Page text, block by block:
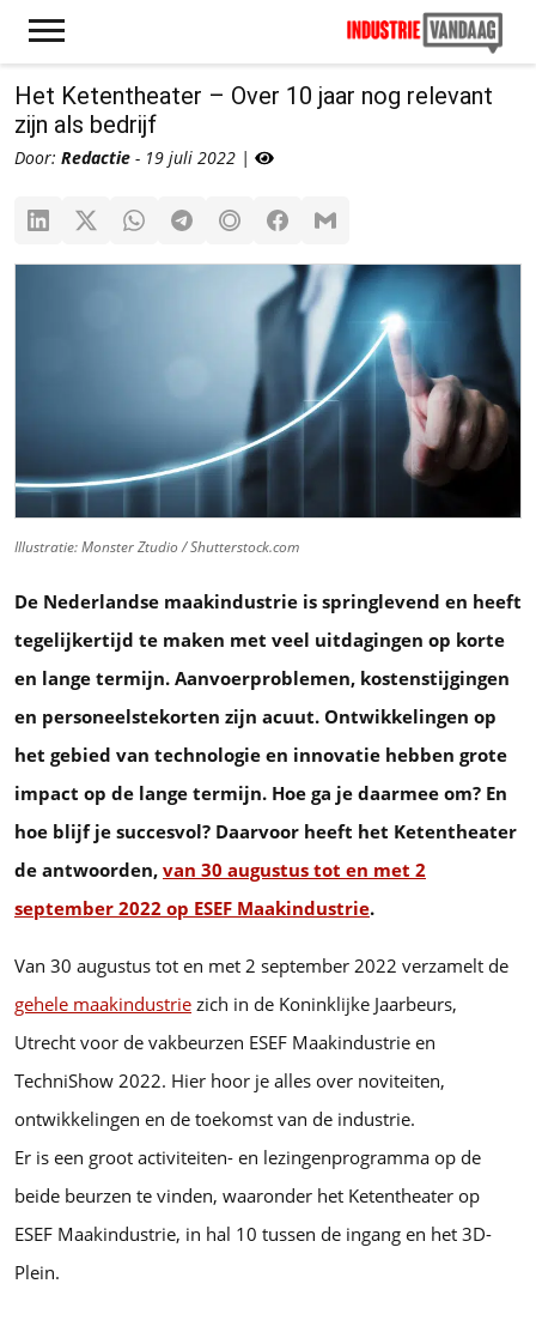
Het Ketentheater – Over 10 jaar nog relevant
zijn als bedrijf
Door: Redactie - 19 juli 2022 |
Illustratie: Monster Ztudio / Shutterstock.com
De Nederlandse maakindustrie is springlevend en heeft
tegelijkertijd te maken met veel uitdagingen op korte
en lange termijn. Aanvoerproblemen, kostenstijgingen
en personeelstekorten zijn acuut. Ontwikkelingen op
het gebied van technologie en innovatie hebben grote
impact op de lange termijn. Hoe ga je daarmee om? En
hoe blijf je succesvol? Daarvoor heeft het Ketentheater
de antwoorden, van 30 augustus tot en met 2
september 2022 op ESEF Maakindustrie.
Van 30 augustus tot en met 2 september 2022 verzamelt de
gehele maakindustrie zich in de Koninklijke Jaarbeurs,
Utrecht voor de vakbeurzen ESEF Maakindustrie en
TechniShow 2022. Hier hoor je alles over noviteiten,
ontwikkelingen en de toekomst van de industrie.
Er is een groot activiteiten- en lezingenprogramma op de
beide beurzen te vinden, waaronder het Ketentheater op
ESEF Maakindustrie, in hal 10 tussen de ingang en het 3D-
Plein.